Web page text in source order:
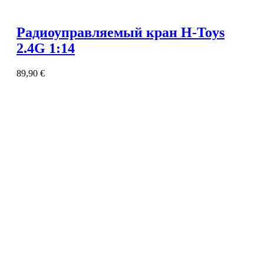
Радиоуправляемый кран H-Toys
2.4G 1:14
89,90 €